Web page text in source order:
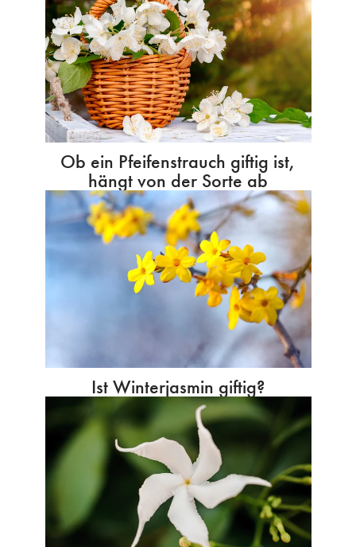
Ob ein Pfeifenstrauch giftig ist,
hängt von der Sorte ab
Ist Winterjasmin giftig?